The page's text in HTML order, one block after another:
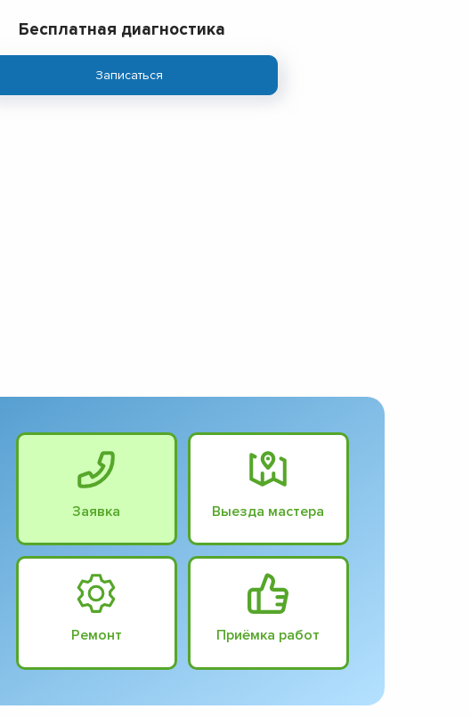
Бесплатная диагностика
Записаться
Заявка Выезда мастера
Ремонт Приёмка работ